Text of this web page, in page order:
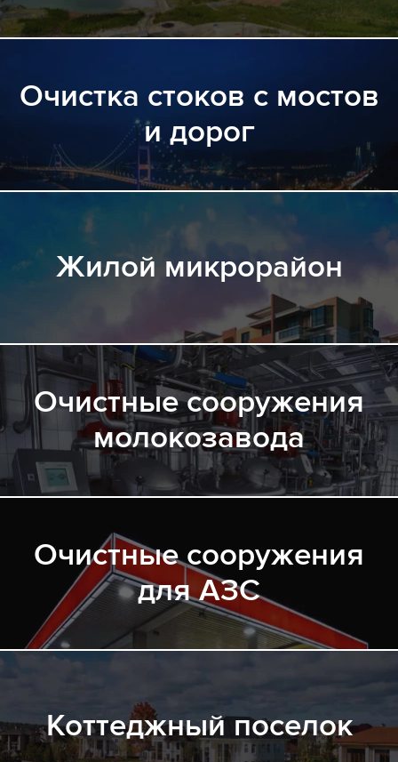
Очистка стоков с мостов
и дорог
Жилой микрорайон
Очистные сооружения
молокозавода
Очистные сооружения
для АЗС
Коттеджный поселок